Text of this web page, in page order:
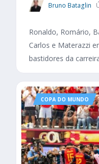
Bruno Bataglin
Ronaldo, Romário,
Carlos e Materazzi
bastidores da
COPA DO MUNDO